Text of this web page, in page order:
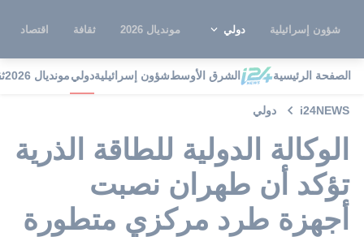
شؤون إسرائيلية دولي مونديال 2026 ثقافة اقتصاد
الصفحة الرئيسية الشرق الأوسطشؤون إسرائيليةدوليمونديال 2026
i24NEWS دولي
الوكالة الدولية للطاقة الذرية
تؤكد أن طهران نصبت
أجهزة طرد مركزي متطورة